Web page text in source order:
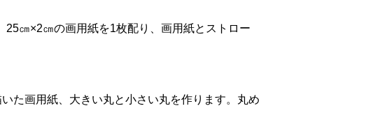
㎝×2㎝の画用紙を1枚配り、画用紙とストロー
た画用紙、大きい丸と小さい丸を作ります。丸め